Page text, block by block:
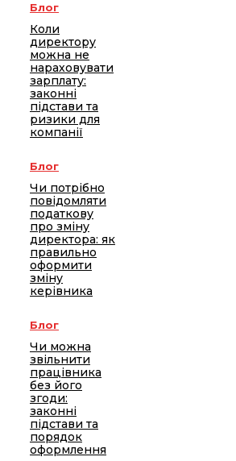
Блог
Коли
директору
можна не
нараховувати
зарплату:
законні
підстави та
ризики для
компанії
Блог
Чи потрібно
повідомляти
податкову
про зміну
директора: як
правильно
оформити
зміну
керівника
Блог
Чи можна
звільнити
працівника
без його
згоди:
законні
підстави та
порядок
оформлення